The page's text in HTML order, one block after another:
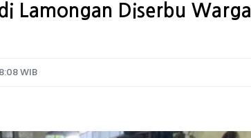
Lamongan Diserbu Warga,
WIB